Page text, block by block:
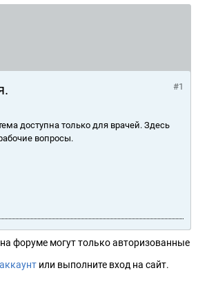
#1
доступна только для врачей. Здесь
вопросы.
форуме могут только авторизованные
или выполните вход на сайт.